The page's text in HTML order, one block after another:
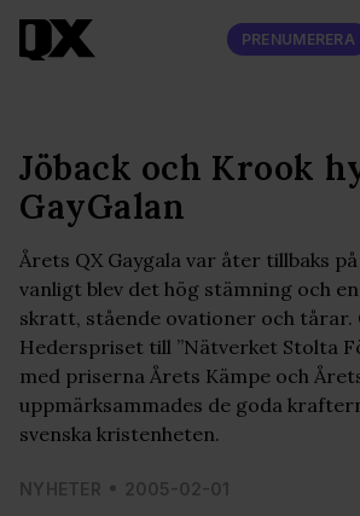
PRENUMERERA
Jöback och Krook
GayGalan
Årets QX Gaygala var åter tillbaks
vanligt blev det hög stämning och
skratt, stående ovationer och tårar.
Hederspriset till ”Nätverket Stolta
med priserna Årets Kämpe och
uppmärksammades de goda
svenska kristenheten.
NYHETER 2005-02-01